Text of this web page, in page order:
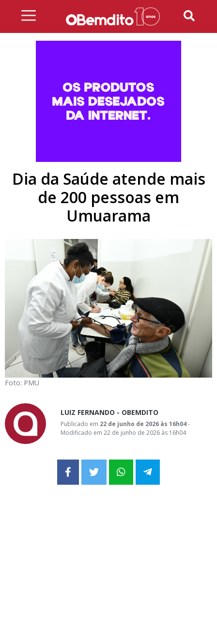
Dia da Saúde atende mais
de 200 pessoas em
Umuarama
Foto: PMU
LUIZ FERNANDO - OBEMDITO
Publicado em 22 de junho de 2026 às 16h04-
Modificado em 22 de junho de 2026 às 16h04